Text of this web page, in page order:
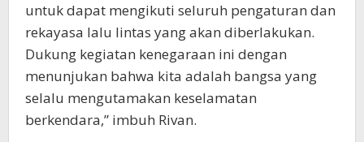
untuk dapat mengikuti seluruh pengaturan dan
rekayasa lalu lintas yang akan diberlakukan.
Dukung kegiatan kenegaraan ini dengan
menunjukan bahwa kita adalah bangsa yang
selalu mengutamakan keselamatan
berkendara,” imbuh Rivan.